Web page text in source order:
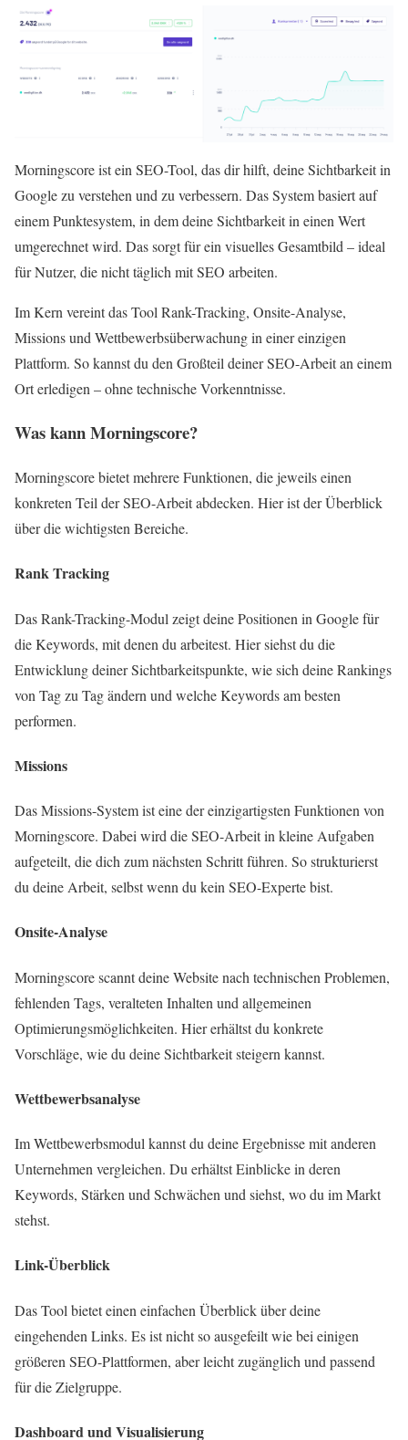
Morningscore ist ein SEO-Tool, das dir hilft, deine Sichtbarkeit in
Google zu verstehen und zu verbessern. Das System basiert auf
einem Punktesystem, in dem deine Sichtbarkeit in einen Wert
umgerechnet wird. Das sorgt für ein visuelles Gesamtbild – ideal
für Nutzer, die nicht täglich mit SEO arbeiten.
Im Kern vereint das Tool Rank-Tracking, Onsite-Analyse,
Missions und Wettbewerbsüberwachung in einer einzigen
Plattform. So kannst du den Großteil deiner SEO-Arbeit an einem
Ort erledigen – ohne technische Vorkenntnisse.
Was kann Morningscore?
Morningscore bietet mehrere Funktionen, die jeweils einen
konkreten Teil der SEO-Arbeit abdecken. Hier ist der Überblick
über die wichtigsten Bereiche.
Rank Tracking
Das Rank-Tracking-Modul zeigt deine Positionen in Google für
die Keywords, mit denen du arbeitest. Hier siehst du die
Entwicklung deiner Sichtbarkeitspunkte, wie sich deine Rankings
von Tag zu Tag ändern und welche Keywords am besten
performen.
Missions
Das Missions-System ist eine der einzigartigsten Funktionen von
Morningscore. Dabei wird die SEO-Arbeit in kleine Aufgaben
aufgeteilt, die dich zum nächsten Schritt führen. So strukturierst
du deine Arbeit, selbst wenn du kein SEO-Experte bist.
Onsite-Analyse
Morningscore scannt deine Website nach technischen Problemen,
fehlenden Tags, veralteten Inhalten und allgemeinen
Optimierungsmöglichkeiten. Hier erhältst du konkrete
Vorschläge, wie du deine Sichtbarkeit steigern kannst.
Wettbewerbsanalyse
Im Wettbewerbsmodul kannst du deine Ergebnisse mit anderen
Unternehmen vergleichen. Du erhältst Einblicke in deren
Keywords, Stärken und Schwächen und siehst, wo du im Markt
stehst.
Link-Überblick
Das Tool bietet einen einfachen Überblick über deine
eingehenden Links. Es ist nicht so ausgefeilt wie bei einigen
größeren SEO-Plattformen, aber leicht zugänglich und passend
für die Zielgruppe.
Dashboard und Visualisierung